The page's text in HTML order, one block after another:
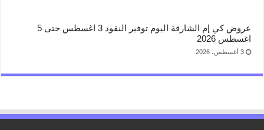
عروض كي إم الشارقة اليوم توفير النقود 3 اغسطس حتى 5
اغسطس 2026
3 أغسطس، 2026